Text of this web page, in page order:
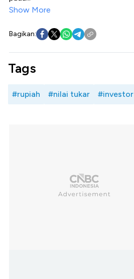
Show More
Bagikan:
Tags
#rupiah #nilai tukar #investor